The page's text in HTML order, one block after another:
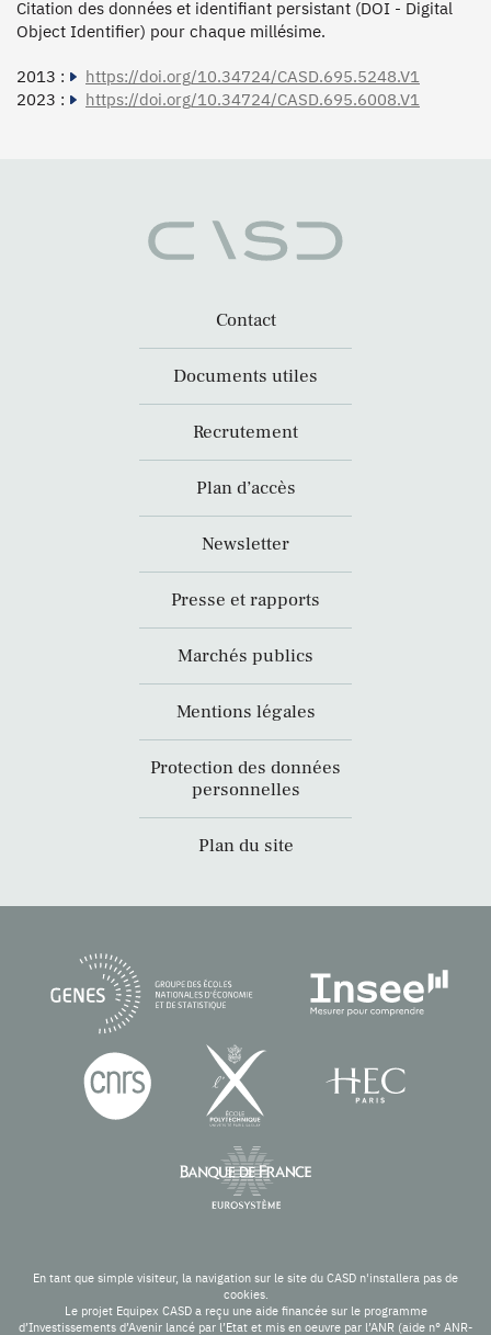
Citation des données et identifiant persistant (DOI - Digital
Object Identifier) pour chaque millésime.
2013 :
https://doi.org/10.34724/CASD.695.5248.V1
2023 :
https://doi.org/10.34724/CASD.695.6008.V1
Contact
Documents utiles
Recrutement
Plan d’accès
Newsletter
Presse et rapports
Marchés publics
Mentions légales
Protection des données
personnelles
Plan du site
En tant que simple visiteur, la navigation sur le site du CASD n'installera pas de
cookies.
Le projet Equipex CASD a reçu une aide financée sur le programme
d’Investissements d’Avenir lancé par l’Etat et mis en oeuvre par l’ANR (aide n° ANR-